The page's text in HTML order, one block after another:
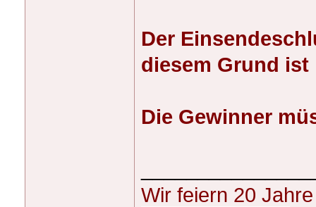
Der
diesem Grund ist
Die Gewinner
Wir feiern 20